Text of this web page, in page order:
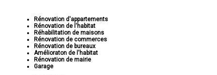
Rénovation d'appartements
Rénovation de l'habitat
Réhabilitation de maisons
Rénovation de commerces
Rénovation de bureaux
Amélioraton de l'habitat
Rénovation de mairie
Garage